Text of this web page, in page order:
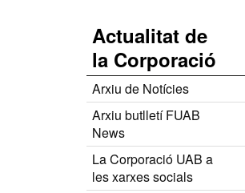
Actualitat de
la Corporació
Arxiu de Notícies
Arxiu butlletí FUAB
News
La Corporació UAB a
les xarxes socials